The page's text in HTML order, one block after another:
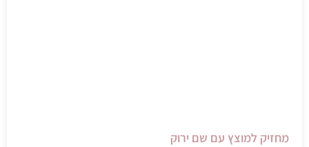
מחזיק למוצץ עם שם ירוק